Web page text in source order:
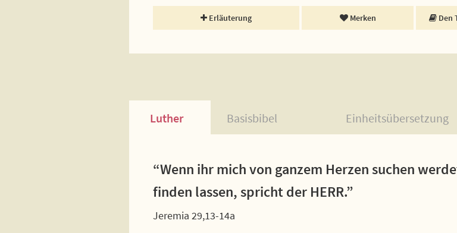
Erläuterung Merken Den
Luther Basisbibel Einheitsübersetzung
“Wenn ihr mich von ganzem Herzen suchen
finden lassen, spricht der HERR.”
Jeremia 29,13-14a